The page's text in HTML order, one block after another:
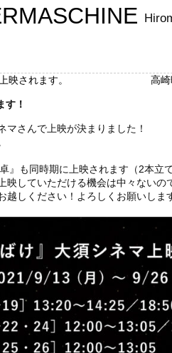
映されます。 高
す！
さんで上映が決まりました！
』も同時期に上映されます（2本立
映していただける機会は中々ないの
越しください！よろしくお願いしま